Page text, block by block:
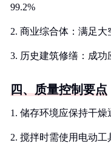
99.2%
2. 商业综合体：满足
3. 历史建筑修缮：成
四、质量控制要点
1. 储存环境应保持干
2. 搅拌时需使用电动